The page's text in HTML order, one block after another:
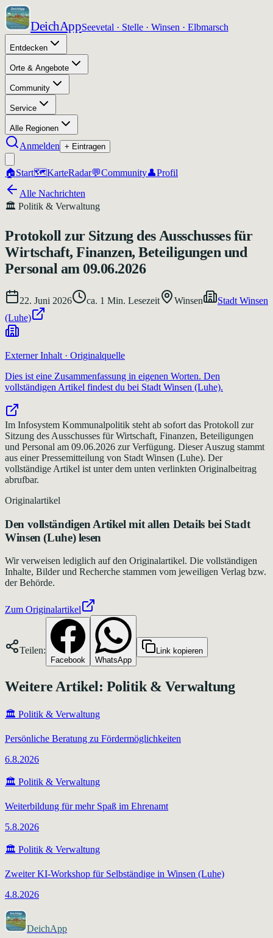
DeichAppSeevetal · Stelle · Winsen · Elbmarsch
Entdecken
Orte & Angebote
Community
Service
Alle Regionen
Anmelden + Eintragen
🏠Start🗺️KarteRadar💬Community👤Profil
Alle Nachrichten
🏛️ Politik & Verwaltung
Protokoll zur Sitzung des Ausschusses für
Wirtschaft, Finanzen, Beteiligungen und
Personal am 09.06.2026
22. Juni 2026 ca. 1 Min. Lesezeit Winsen
Stadt Winsen
(Luhe)
Externer Inhalt · Originalquelle
Dies ist eine Zusammenfassung in eigenen Worten. Den
vollständigen Artikel findest du bei Stadt Winsen (Luhe).
Im Infosystem Kommunalpolitik steht ab sofort das Protokoll zur
Sitzung des Ausschusses für Wirtschaft, Finanzen, Beteiligungen
und Personal am 09.06.2026 zur Verfügung. Dieser Auszug stammt
aus einer Pressemitteilung von Stadt Winsen (Luhe). Der
vollständige Artikel ist unter dem unten verlinkten Originalbeitrag
abrufbar.
Originalartikel
Den vollständigen Artikel mit allen Details bei Stadt
Winsen (Luhe)lesen
Wir verweisen lediglich auf den Originalartikel. Die vollständigen
Inhalte, Bilder und Recherche stammen vom jeweiligen Verlag bzw.
der Behörde.
Zum Originalartikel
Teilen:
Facebook WhatsApp
Link kopieren
Weitere Artikel: Politik & Verwaltung
🏛️ Politik & Verwaltung
Persönliche Beratung zu Fördermöglichkeiten
6.8.2026
🏛️ Politik & Verwaltung
Weiterbildung für mehr Spaß im Ehrenamt
5.8.2026
🏛️ Politik & Verwaltung
Zweiter KI-Workshop für Selbständige in Winsen (Luhe)
4.8.2026
DeichApp